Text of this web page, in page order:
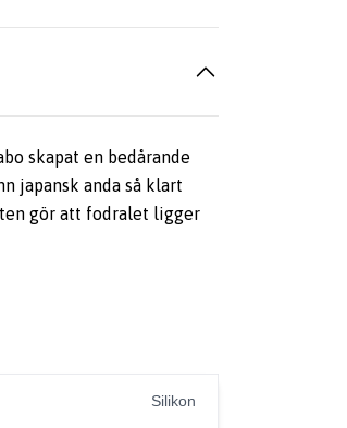
skapat en bedårande
japansk anda så klart
gör att fodralet ligger
Silikon